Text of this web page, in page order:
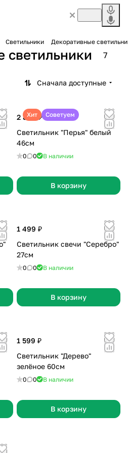
Светильники Декоративные
светильники 7
Сначала доступные
Хит Советуем
2 899 ₽
Светильник "Перья" белый
46см
0 0 В наличии
В корзину
1 499 ₽
Cветильник свечи "Серебро"
27см
0 0 В наличии
В корзину
1 599 ₽
Светильник "Дерево"
зелёное 60см
0 0 В наличии
В корзину